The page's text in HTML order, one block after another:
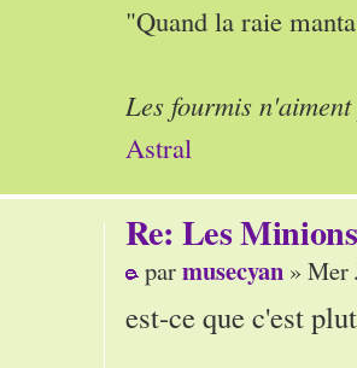
"Quand la raie
Les fourmis
Astral
Re: Les Minions
parmusecyan » Mer
est-ce que c'est